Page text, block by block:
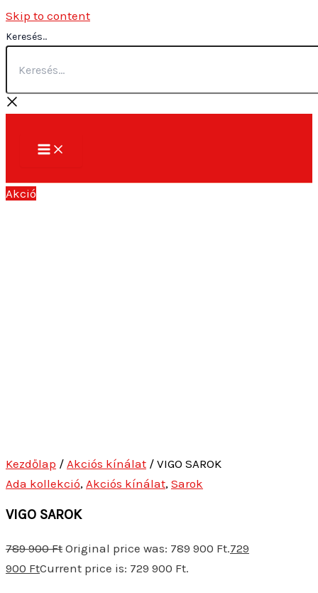
Skip to content
Keresés...
Akció
Kezdőlap / Akciós kínálat / VIGO SAROK
Ada kollekció, Akciós kínálat, Sarok
VIGO SAROK
789 900Ft Original price was: 789 900 Ft.729
900 FtCurrent price is: 729 900 Ft.